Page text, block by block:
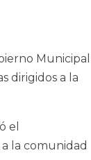
Municipal
dirigidos a la
el
la comunidad